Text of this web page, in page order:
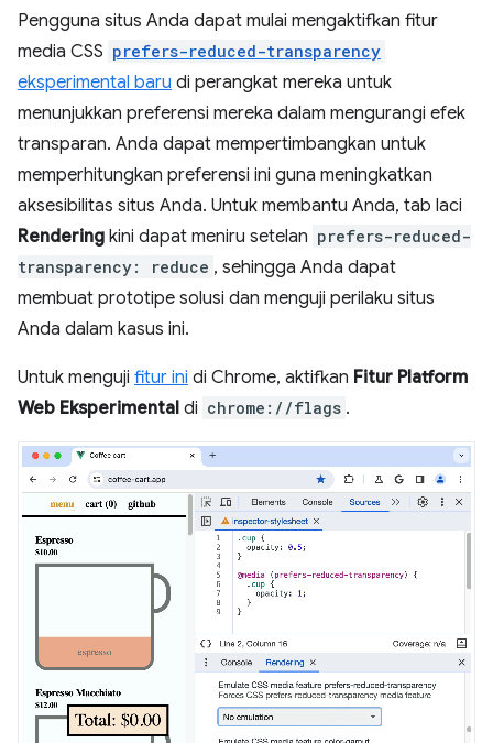
Pengguna situs Anda dapat mulai mengaktifkan fitur
media CSS prefers-reduced-transparency
eksperimental baru di perangkat mereka untuk
menunjukkan preferensi mereka dalam mengurangi efek
transparan. Anda dapat mempertimbangkan untuk
memperhitungkan preferensi ini guna meningkatkan
aksesibilitas situs Anda. Untuk membantu Anda, tab laci
Rendering kini dapat meniru setelan prefers-reduced-
transparency: reduce , sehingga Anda dapat
membuat prototipe solusi dan menguji perilaku situs
Anda dalam kasus ini.
Untuk menguji fitur ini di Chrome, aktifkan Fitur Platform
Web Eksperimental di chrome://flags .